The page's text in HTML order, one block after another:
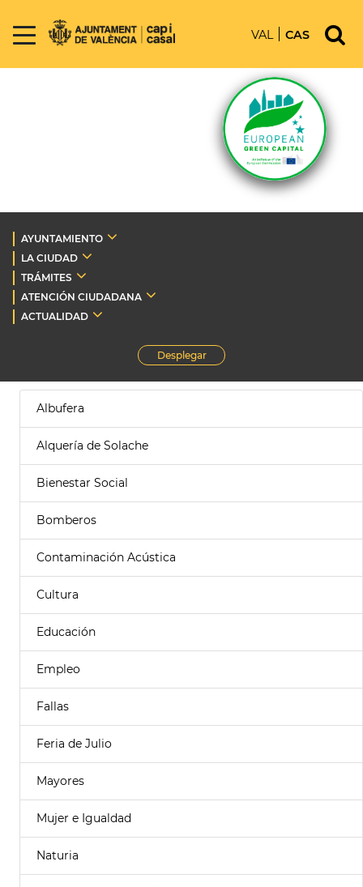
VAL CAS
AYUNTAMIENTO
LA CIUDAD
TRÁMITES
ATENCIÓN CIUDADANA
ACTUALIDAD
Desplegar
Albufera
Alquería de Solache
Bienestar Social
Bomberos
Contaminación Acústica
Cultura
Educación
Empleo
Fallas
Feria de Julio
Mayores
Mujer e Igualdad
Naturia